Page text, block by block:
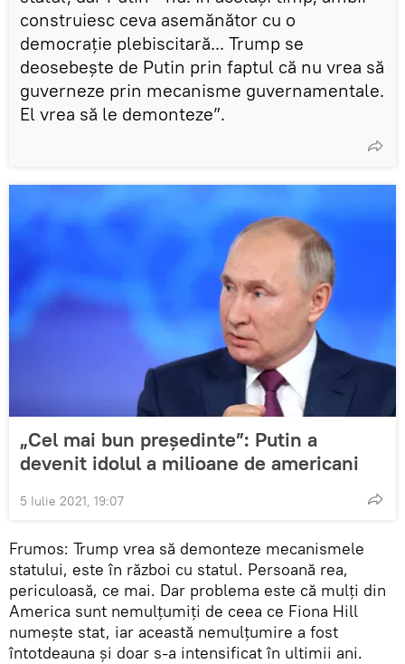
construiesc ceva asemănător cu o
democrație plebiscitară... Trump se
deosebește de Putin prin faptul că nu vrea să
guverneze prin mecanisme guvernamentale.
El vrea să le demonteze”.
„Cel mai bun președinte”: Putin a
devenit idolul a milioane de americani
5 Iulie 2021, 19:07
Frumos: Trump vrea să demonteze mecanismele
statului, este în război cu statul. Persoană rea,
periculoasă, ce mai. Dar problema este că mulți din
America sunt nemulțumiți de ceea ce Fiona Hill
numește stat, iar această nemulțumire a fost
întotdeauna și doar s-a intensificat în ultimii ani.